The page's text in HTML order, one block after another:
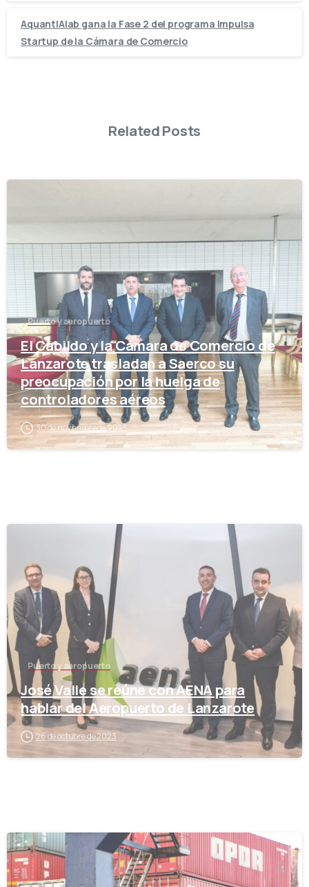
AquantIAlab gana la Fase 2 del programa Impulsa
Startup de la Cámara de Comercio
Related Posts
Puerto y aeropuerto
El Cabildo y la Cámara de Comercio de
Lanzarote trasladan a Saerco su
preocupación por la huelga de
controladores aéreos
30 de noviembre de 2023
Puerto y aeropuerto
José Valle se reúne con AENA para
hablar del Aeropuerto de Lanzarote
26 de octubre de 2023
-